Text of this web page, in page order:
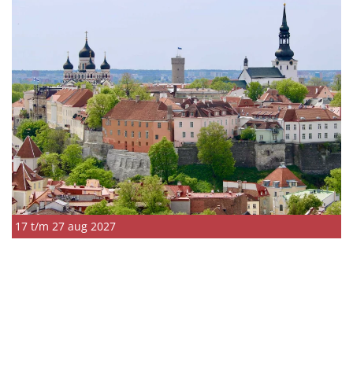
17 t/m 27 aug 2027